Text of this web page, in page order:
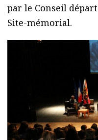
par le Conseil
Site-mémorial.